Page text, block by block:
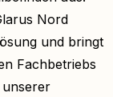
Nord
und bringt
Fachbetriebs
unserer